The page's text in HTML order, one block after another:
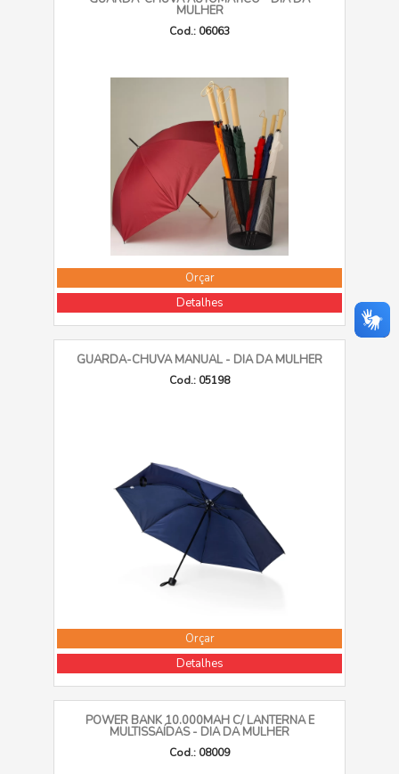
MULHER
Cod.: 06063
Orçar
Detalhes
GUARDA-CHUVA MANUAL - DIA DA MULHER
Cod.: 05198
Orçar
Detalhes
POWER BANK 10.000MAH C/ LANTERNA E
MULTISSAÍDAS - DIA DA MULHER
Cod.: 08009